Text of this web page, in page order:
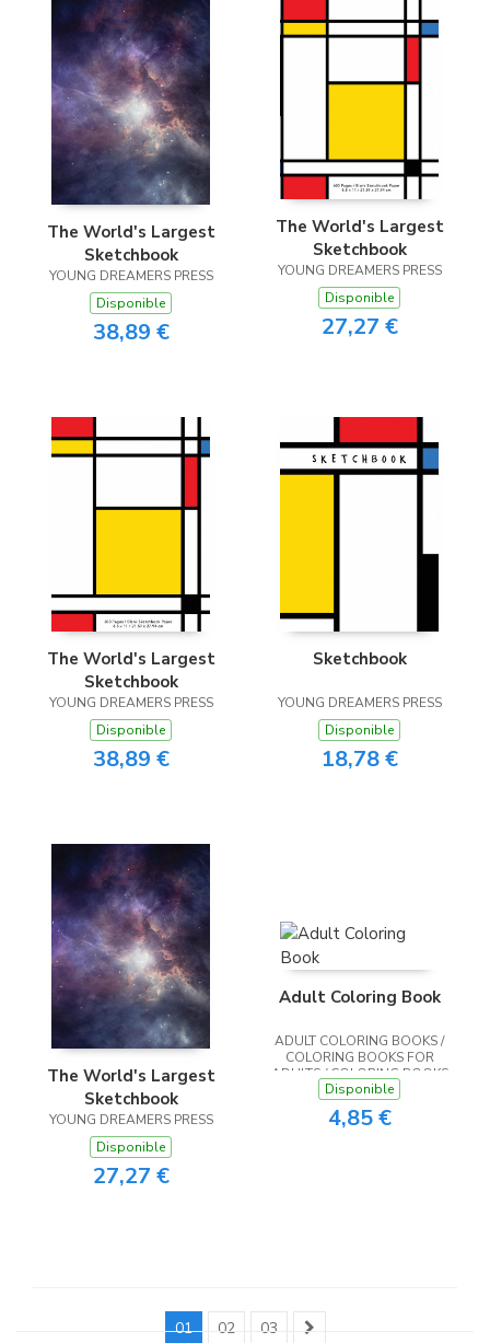
The World's Largest
Sketchbook
YOUNG DREAMERS PRESS
Disponible
38,89 €
The World's Largest
Sketchbook
YOUNG DREAMERS PRESS
Disponible
27,27 €
The World's Largest
Sketchbook
YOUNG DREAMERS PRESS
Disponible
38,89 €
Sketchbook
YOUNG DREAMERS PRESS
Disponible
18,78 €
The World's Largest
Sketchbook
YOUNG DREAMERS PRESS
Disponible
27,27 €
Adult Coloring Book
ADULT COLORING BOOKS /
COLORING BOOKS FOR
ADULTS / COLORING BOOKS
FOR ADULTS RELAXATION
Disponible
4,85 €
01 02
03